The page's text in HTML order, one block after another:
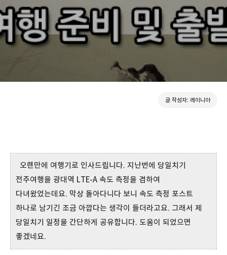
글 작성자: 레이니아
오랜만에 여행기로 인사드립니다. 지난번에 당일치기
전주여행을 광대역 LTE-A 속도 측정을 겸하여
다녀왔었는데요. 막상 돌아다니다 보니 속도 측정 포스트
하나로 남기긴 조금 아깝다는 생각이 들더라고요. 그래서 제
당일치기 일정을 간단하게 공유합니다. 도움이 되었으면
좋겠네요.